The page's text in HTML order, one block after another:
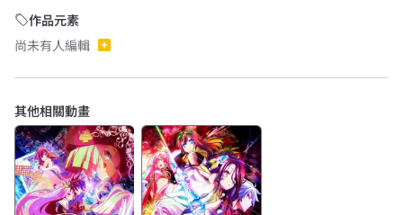
作品元素
尚未有人編輯
其他相關動畫